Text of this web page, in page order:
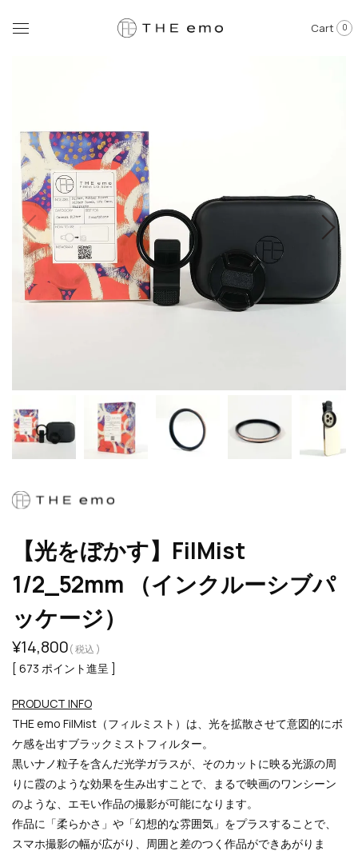
Cart 0
【光をぼかす】FilMist
1/2_52mm （インクルーシブパ
ッケージ）
¥14,800 税込
673 ポイント進呈 ]
PRODUCT INFO
THE emo FilMist（フィルミスト）は、光を拡散させて意図的にボ
ケ感を出すブラックミストフィルター。
黒いナノ粒子を含んだ光学ガラスが、そのカットに映る光源の周
りに霞のような効果を生み出すことで、まるで映画のワンシーン
のような、エモい作品の撮影が可能になります。
作品に「柔らかさ」や「幻想的な雰囲気」をプラスすることで、
スマホ撮影の幅が広がり、周囲と差のつく作品ができあがりま